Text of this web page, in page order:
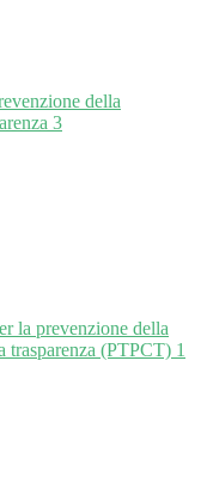
della
3
la prevenzione della
trasparenza (PTPCT) 1